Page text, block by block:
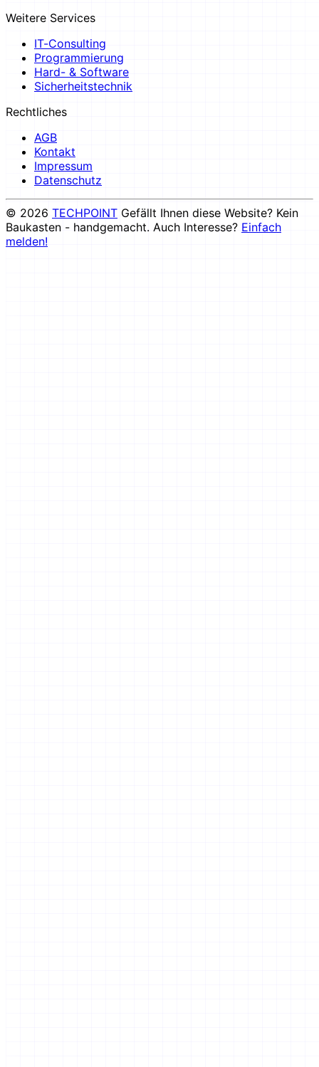
Weitere Services
IT-Consulting
Programmierung
Hard- & Software
Sicherheitstechnik
Rechtliches
AGB
Kontakt
Impressum
Datenschutz
© 2026 TECHPOINT Gefällt Ihnen diese Website? Kein
Baukasten - handgemacht. Auch Interesse? Einfach
melden!